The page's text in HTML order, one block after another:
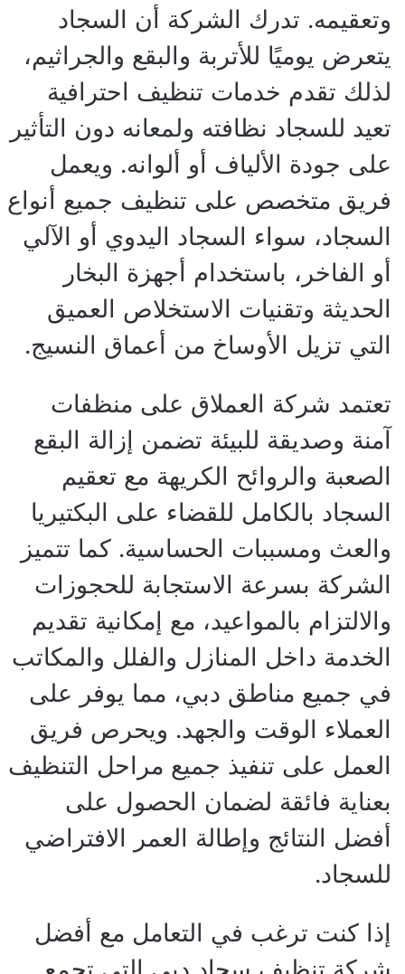
وتعقيمه. تدرك الشركة أن السجاد
يتعرض يوميًا للأتربة والبقع والجراثيم،
لذلك تقدم خدمات تنظيف احترافية
تعيد للسجاد نظافته ولمعانه دون التأثير
على جودة الألياف أو ألوانه. ويعمل
فريق متخصص على تنظيف جميع أنواع
السجاد، سواء السجاد اليدوي أو الآلي
أو الفاخر، باستخدام أجهزة البخار
الحديثة وتقنيات الاستخلاص العميق
التي تزيل الأوساخ من أعماق النسيج.
تعتمد شركة العملاق على منظفات
آمنة وصديقة للبيئة تضمن إزالة البقع
الصعبة والروائح الكريهة مع تعقيم
السجاد بالكامل للقضاء على البكتيريا
والعث ومسببات الحساسية. كما تتميز
الشركة بسرعة الاستجابة للحجوزات
والالتزام بالمواعيد، مع إمكانية تقديم
الخدمة داخل المنازل والفلل والمكاتب
في جميع مناطق دبي، مما يوفر على
العملاء الوقت والجهد. ويحرص فريق
العمل على تنفيذ جميع مراحل التنظيف
بعناية فائقة لضمان الحصول على
أفضل النتائج وإطالة العمر الافتراضي
للسجاد.
إذا كنت ترغب في التعامل مع أفضل